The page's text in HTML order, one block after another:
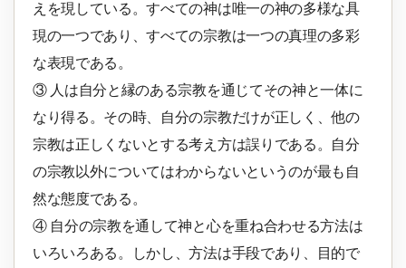
えを現している。すべての神は唯一の神の多様な具
現の一つであり、すべての宗教は一つの真理の多彩
な表現である。
③ 人は自分と縁のある宗教を通じてその神と一体に
なり得る。その時、自分の宗教だけが正しく、他の
宗教は正しくないとする考え方は誤りである。自分
の宗教以外についてはわからないというのが最も自
然な態度である。
④ 自分の宗教を通して神と心を重ね合わせる方法は
いろいろある。しかし、方法は手段であり、目的で